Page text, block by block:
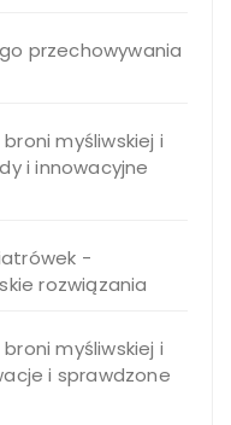
przechowywania
myśliwskiej i
i innowacyjne
-
rozwiązania
myśliwskiej i
i sprawdzone